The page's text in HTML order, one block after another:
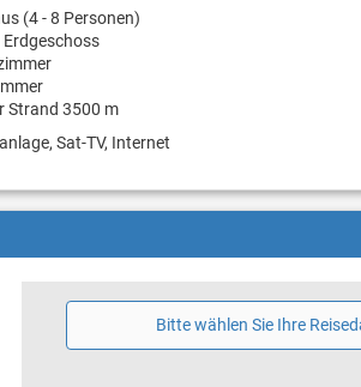
(4 - 8 Personen)
Erdgeschoss
Strand 3500 m
Sat-TV, Internet
Bitte wählen Sie Ihre